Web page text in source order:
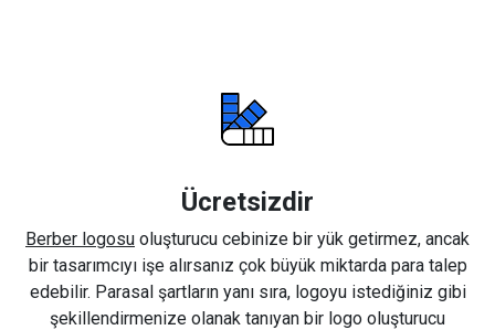
Ücretsizdir
Berber logosu oluşturucu cebinize bir yük getirmez, ancak
bir tasarımcıyı işe alırsanız çok büyük miktarda para talep
edebilir. Parasal şartların yanı sıra, logoyu istediğiniz gibi
şekillendirmenize olanak tanıyan bir logo oluşturucu